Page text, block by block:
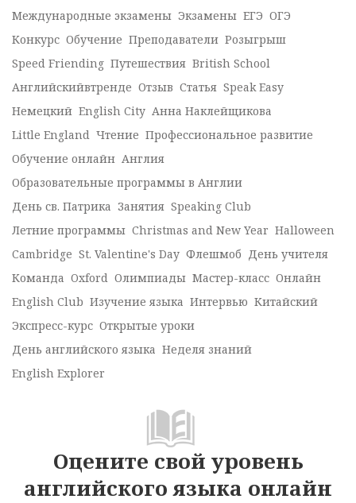
Международные экзамены Экзамены ЕГЭ ОГЭ
Конкурс Обучение Преподаватели Розыгрыш
Speed Friending Путешествия British School
Английскийвтренде Отзыв Статья Speak Easy
Немецкий English City Анна Наклейщикова
Little England Чтение Профессиональное развитие
Обучение онлайн Англия
Образовательные программы в Англии
День св. Патрика Занятия Speaking Club
Летние программы Christmas and New Year Halloween
Cambridge St. Valentine's Day Флешмоб День учителя
Команда Oxford Олимпиады Мастер-класс Онлайн
English Club Изучение языка Интервью Китайский
Экспресс-курс Открытые уроки
День английского языка Неделя знаний
English Explorer
Оцените свой уровень
английского языка онлайн